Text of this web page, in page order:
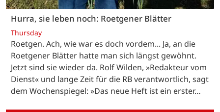
Hurra, sie leben noch: Roetgener Blätter
Thursday
Roetgen. Ach, wie war es doch vordem... Ja, an die
Roetgener Blätter hatte man sich längst gewöhnt.
Jetzt sind sie wieder da. Rolf Wilden, »Redakteur vom
Dienst« und lange Zeit für die RB verantwortlich, sagt
dem Wochenspiegel: »Das neue Heft ist ein erster…